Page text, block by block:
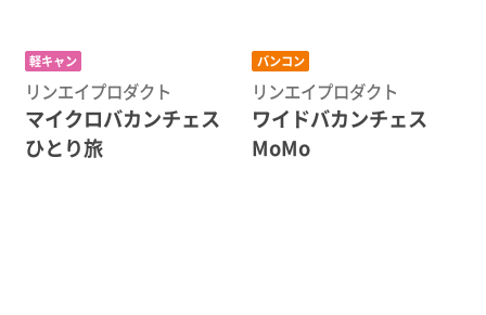
軽キャン
リンエイプロダクト
マイクロバカンチェス
ひとり旅
バンコン
リンエイプロダクト
ワイドバカンチェス
MoMo